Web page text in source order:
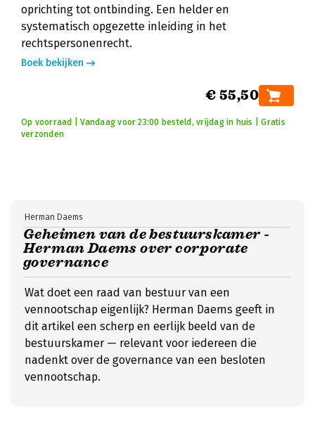
oprichting tot ontbinding. Een helder en
systematisch opgezette inleiding in het
rechtspersonenrecht.
Boek bekijken
€ 55,50
Op voorraad | Vandaag voor 23:00 besteld, vrijdag in huis | Gratis
verzonden
Geheimen van de bestuurskamer -
Herman Daems over corporate
governance
Herman Daems
Wat doet een raad van bestuur van een
vennootschap eigenlijk? Herman Daems geeft in
dit artikel een scherp en eerlijk beeld van de
bestuurskamer — relevant voor iedereen die
nadenkt over de governance van een besloten
vennootschap.